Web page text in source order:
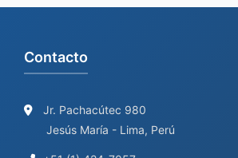
Contacto
Jr. Pachacútec 980
Jesús María - Lima, Perú